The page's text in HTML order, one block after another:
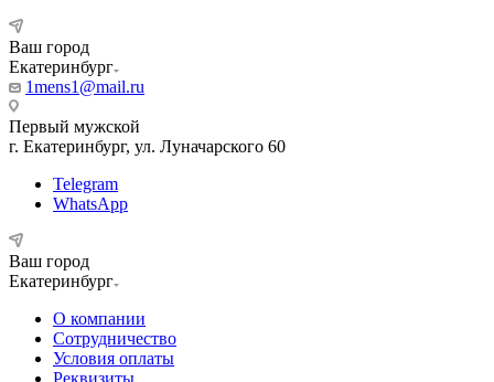
Ваш город
Екатеринбург
1mens1@mail.ru
Первый мужской
г. Екатеринбург, ул. Луначарского 60
Telegram
WhatsApp
Ваш город
Екатеринбург
О компании
Сотрудничество
Условия оплаты
Реквизиты